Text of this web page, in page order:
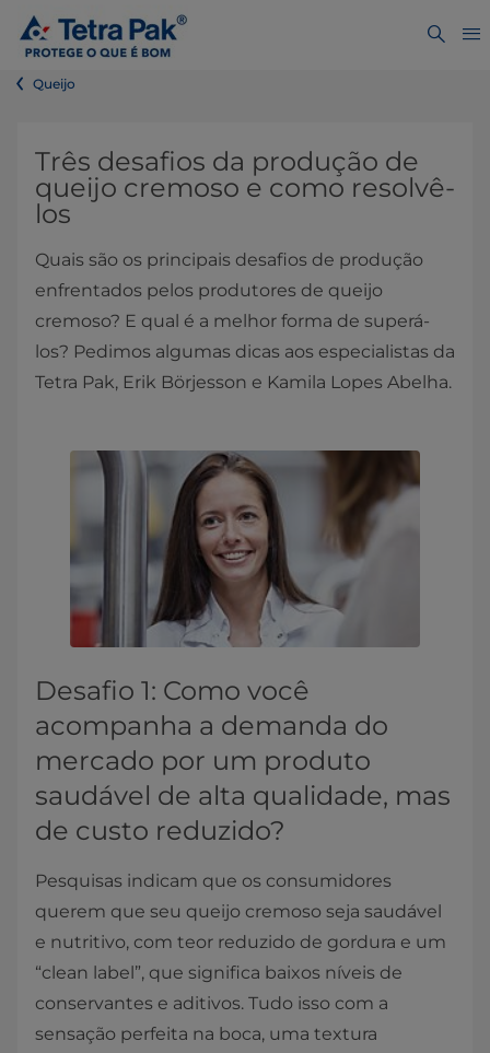
Queijo
​Três desafios da produção de
queijo cremoso e como resolvê-
los
Quais são os principais desafios de produção
enfrentados pelos produtores de queijo
cremoso? E qual é a melhor forma de superá-
los? Pedimos algumas dicas aos especialistas da
Tetra Pak, Erik Börjesson e Kamila Lopes Abelha.
Desafio 1: Como você
acompanha a demanda do
mercado por um produto
saudável de alta qualidade, mas
de custo reduzido?
Pesquisas indicam que os consumidores
querem que seu queijo cremoso seja saudável
e nutritivo, com teor reduzido de gordura e um
“clean label”, que significa baixos níveis de
conservantes e aditivos. Tudo isso com a
sensação perfeita na boca, uma textura